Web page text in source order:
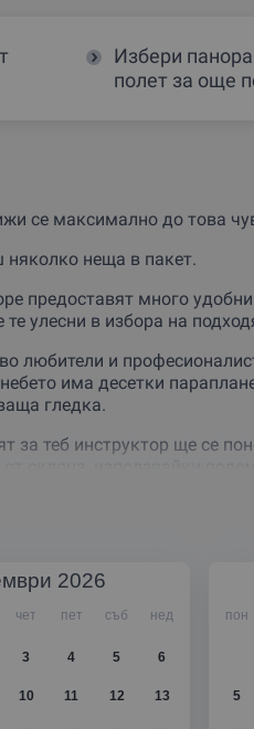
Избери
полет за още
се максимално до това
няколко неща в пакет.
предоставят много
улесни в избора на
любители и
има десетки
гледка.
за теб инструктор ще се
ще видиш опитните
ако опиташ, почти
2026
чет пет съб нед
3 4 5 6
10 11 12 13
пон
5